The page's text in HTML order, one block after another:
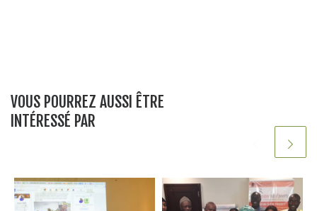
VOUS POURREZ AUSSI ÊTRE
INTÉRESSÉ PAR